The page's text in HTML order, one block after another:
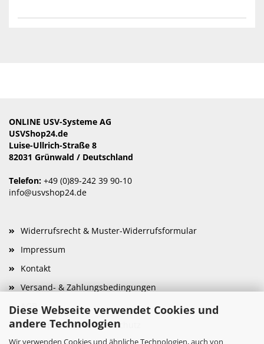
Diese Webseite verwendet Cookies und
andere Technologien
Wir verwenden Cookies und ähnliche Technologien, auch von
ONLINE USV-Systeme AG
USVShop24.de
Luise-Ullrich-Straße 8
82031 Grünwald / Deutschland
Telefon: +49 (0)89-242 39 90-10
info@usvshop24.de
Widerrufsrecht & Muster-Widerrufsformular
Impressum
Kontakt
Versand- & Zahlungsbedingungen
AGB
Privatsphäre und Datenschutz